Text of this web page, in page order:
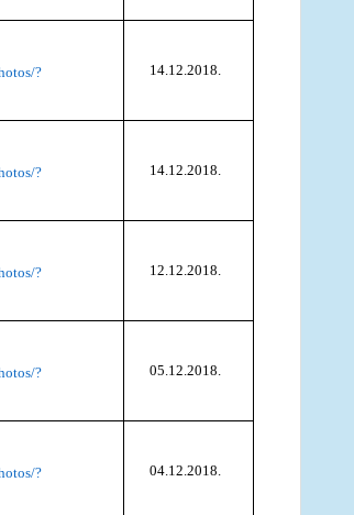
?
14.12.2018.
?
14.12.2018.
?
12.12.2018.
?
05.12.2018.
?
04.12.2018.